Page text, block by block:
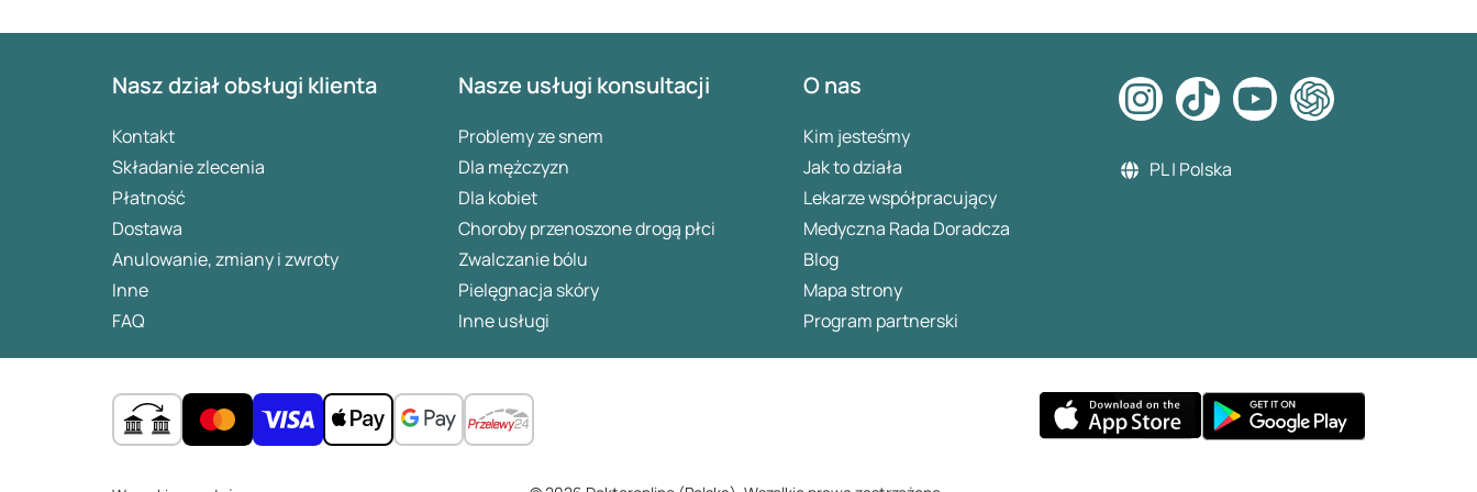
Nasz dział obsługi klienta
Kontakt
Składanie zlecenia
Płatność
Dostawa
Anulowanie, zmiany i zwroty
Inne
FAQ
Nasze usługi konsultacji
Problemy ze snem
Dla mężczyzn
Dla kobiet
Choroby przenoszone drogą płci
Zwalczanie bólu
Pielęgnacja skóry
Inne usługi
O nas
Kim jesteśmy
Jak to działa
Lekarze współpracujący
Medyczna Rada Doradcza
Blog
Mapa strony
Program partnerski
PL | Polska